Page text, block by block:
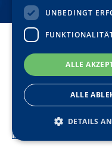
Haftungsausschluss
Allgemeine
Impressum
UNBEDINGT
ALLE
ALLE
DETAILS